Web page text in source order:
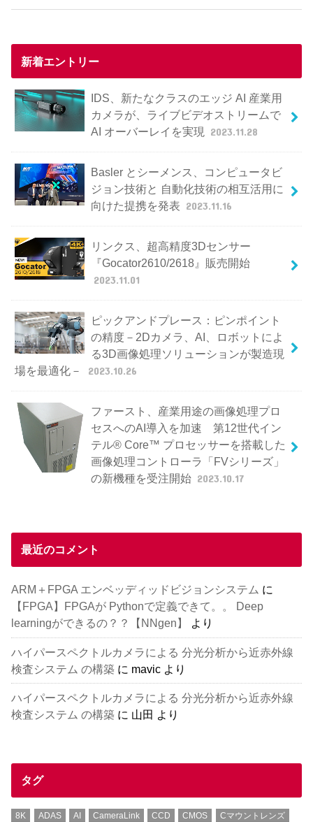
新着エントリー
IDS、新たなクラスのエッジ AI 産業用
カメラが、ライブビデオストリームで
AI オーバーレイを実現
2023.11.28
Basler とシーメンス、コンピュータビ
ジョン技術と 自動化技術の相互活用に
向けた提携を発表 2023.11.16
リンクス、超高精度3Dセンサー
『Gocator2610/2618』販売開始
2023.11.01
ピックアンドプレース：ピンポイント
の精度－2Dカメラ、AI、ロボットによ
る3D画像処理ソリューションが製造現
場を最適化－
2023.10.26
ファースト、産業用途の画像処理プロ
セスへのAI導入を加速 第12世代イン
テル® Core™ プロセッサーを搭載した
画像処理コントローラ「FVシリーズ」
の新機種を受注開始 2023.10.17
最近のコメント
ARM＋FPGA エンベッディッドビジョンシステム に
【FPGA】FPGAが Pythonで定義できて。。 Deep
learningができるの？？【NNgen】
より
ハイパースペクトルカメラによる 分光分析から近赤外線
検査システム の構築 に mavic より
ハイパースペクトルカメラによる 分光分析から近赤外線
検査システム の構築 に 山田 より
タグ
8K ADAS AI CameraLink CCD CMOS
Cマウントレンズ